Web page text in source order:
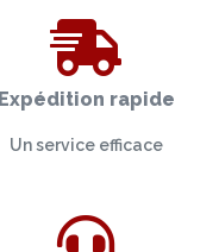
Expédition rapide
Un service efficace